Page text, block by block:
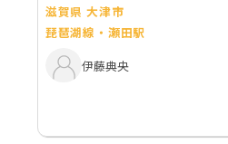
滋賀県 大津市
琵琶湖線・瀬田駅
伊藤典央